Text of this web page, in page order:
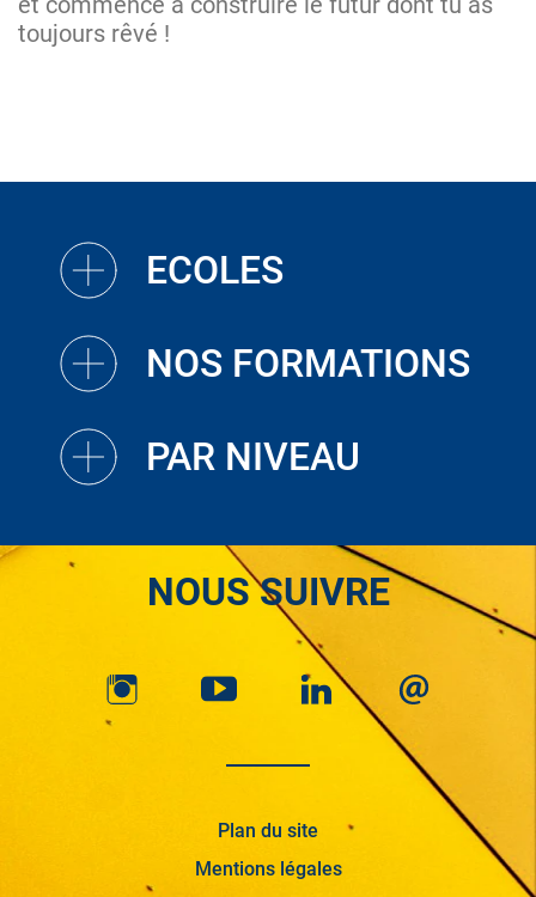
toujours rêvé !
ECOLES
NOS FORMATIONS
PAR NIVEAU
NOUS SUIVRE
Plan du site
Mentions légales